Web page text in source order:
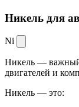
Никель для
Ni
Никель — важный
двигателей и
Никель — это: